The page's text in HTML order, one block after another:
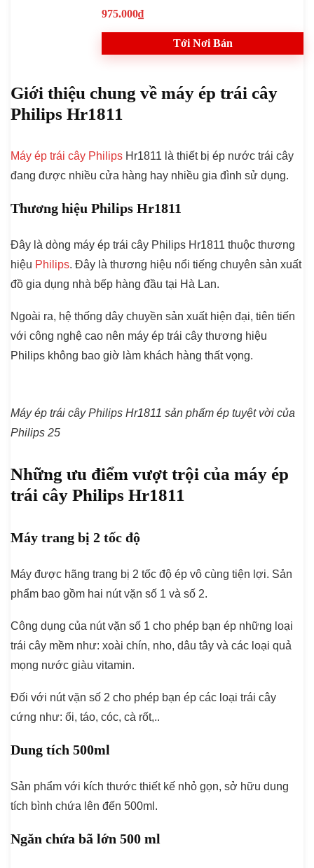
975.000₫
Tới Nơi Bán
Giới thiệu chung về máy ép trái cây
Philips Hr1811
Máy ép trái cây Philips Hr1811 là thiết bị ép nước trái cây
đang được nhiều cửa hàng hay nhiều gia đình sử dụng.
Thương hiệu Philips Hr1811
Đây là dòng máy ép trái cây Philips Hr1811 thuộc thương
hiệu Philips. Đây là thương hiệu nổi tiếng chuyên sản xuất
đồ gia dụng nhà bếp hàng đầu tại Hà Lan.
Ngoài ra, hệ thống dây chuyền sản xuất hiện đại, tiên tiến
với công nghệ cao nên máy ép trái cây thương hiệu
Philips không bao giờ làm khách hàng thất vọng.
Máy ép trái cây Philips Hr1811 sản phẩm ép tuyệt vời của
Philips 25
Những ưu điểm vượt trội của máy ép
trái cây Philips Hr1811
Máy trang bị 2 tốc độ
Máy được hãng trang bị 2 tốc độ ép vô cùng tiện lợi. Sản
phẩm bao gồm hai nút vặn số 1 và số 2.
Công dụng của nút vặn số 1 cho phép bạn ép những loại
trái cây mềm như: xoài chín, nho, dâu tây và các loại quả
mọng nước giàu vitamin.
Đối với nút vặn số 2 cho phép bạn ép các loại trái cây
cứng như: ổi, táo, cóc, cà rốt,..
Dung tích 500ml
Sản phẩm với kích thước thiết kế nhỏ gọn, sở hữu dung
tích bình chứa lên đến 500ml.
Ngăn chứa bã lớn 500 ml